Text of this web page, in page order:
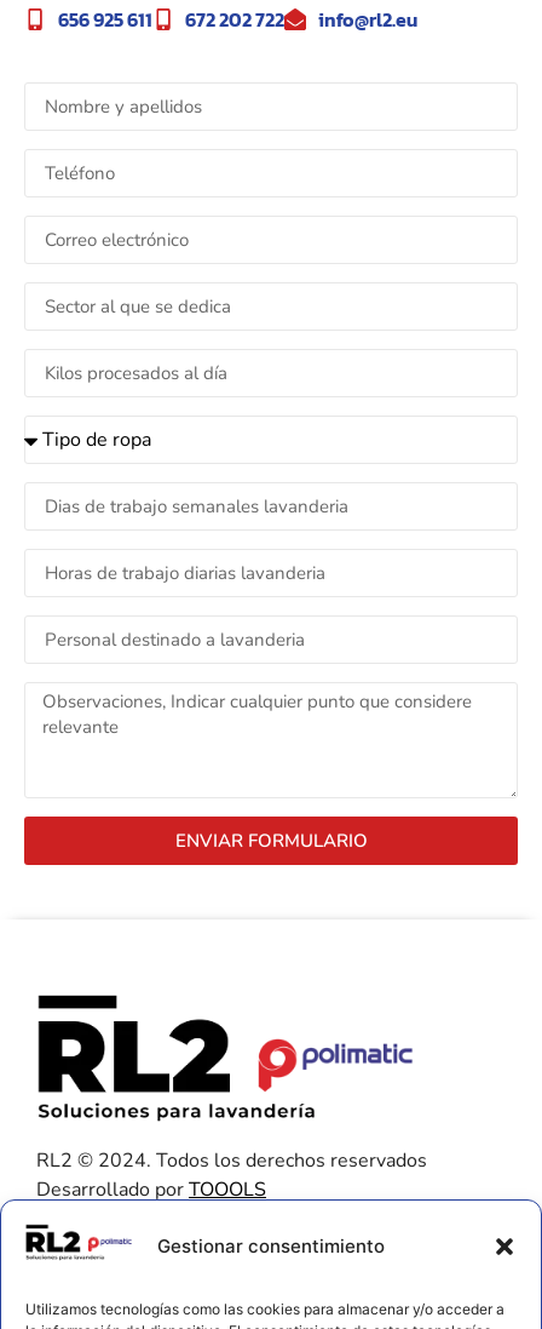
Gestionar consentimiento
Utilizamos tecnologías como las cookies para almacenar y/o acceder a
656 925 611 672 202 722 info@rl2.eu
ENVIAR FORMULARIO
RL2 © 2024. Todos los derechos reservados
Desarrollado porTOOOLS
Contacto
672 202 722